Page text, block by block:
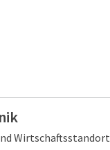
Wirtschaftsstandort